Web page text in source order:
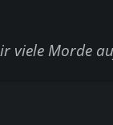
viele Morde